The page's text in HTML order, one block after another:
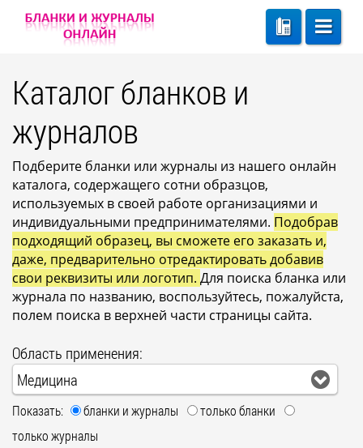
Каталог бланков и
журналов
Подберите бланки или журналы из нашего онлайн
каталога, содержащего сотни образцов,
используемых в своей работе организациями и
индивидуальными предпринимателями. Подобрав
подходящий образец, вы сможете его заказать и,
даже, предварительно отредактировать добавив
свои реквизиты или логотип. Для поиска бланка или
журнала по названию, воспользуйтесь, пожалуйста,
полем поиска в верхней части страницы сайта.
Область применения:
Медицина
Показать: бланки и журналы
только бланки
только журналы